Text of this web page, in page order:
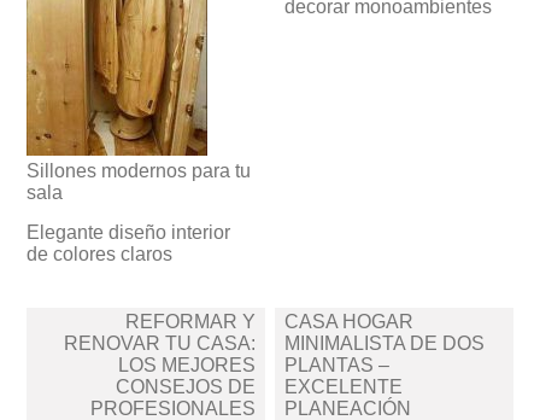
Sillones modernos para tu
sala
decorar monoambientes
Elegante diseño interior
de colores claros
Navegación
entradas
REFORMAR Y
RENOVAR TU CASA:
LOS MEJORES
CONSEJOS DE
PROFESIONALES
CASA HOGAR
MINIMALISTA DE DOS
PLANTAS –
EXCELENTE
PLANEACIÓN